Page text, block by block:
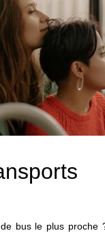
bus le plus proche